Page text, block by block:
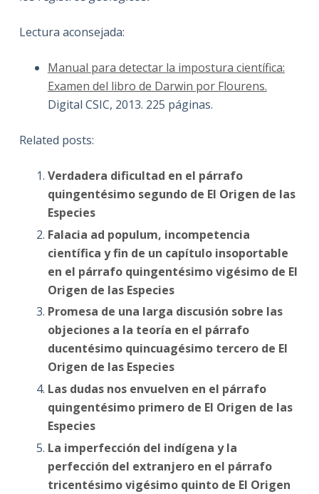
Lectura aconsejada:
Manual para detectar la impostura científica:
Examen del libro de Darwin por Flourens.
Digital CSIC, 2013. 225 páginas.
Related posts:
Verdadera dificultad en el párrafo
quingentésimo segundo de El Origen de las
Especies
Falacia ad populum, incompetencia
científica y fin de un capítulo insoportable
en el párrafo quingentésimo vigésimo de El
Origen de las Especies
Promesa de una larga discusión sobre las
objeciones a la teoría en el párrafo
ducentésimo quincuagésimo tercero de El
Origen de las Especies
Las dudas nos envuelven en el párrafo
quingentésimo primero de El Origen de las
Especies
La imperfección del indígena y la
perfección del extranjero en el párrafo
tricentésimo vigésimo quinto de El Origen